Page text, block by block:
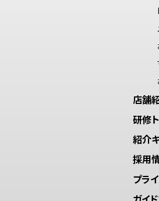
店舗
研修
紹介
採用
プラ